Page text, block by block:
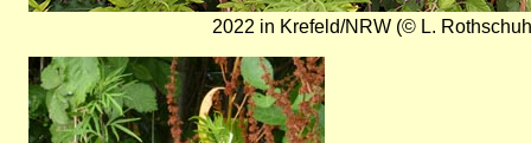
2022 in Krefeld/NRW (© L.
Bild